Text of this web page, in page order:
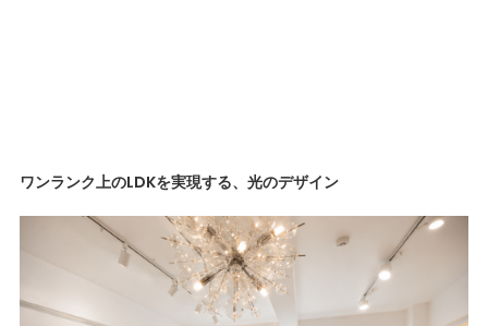
ワンランク上のLDKを実現する、光のデザイン